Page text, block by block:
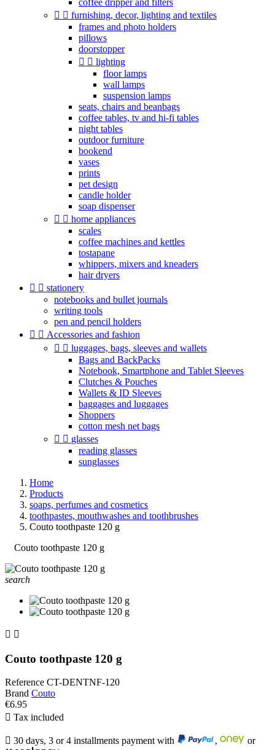
coffee dripper and filters
  furnishing, decor, lighting and textiles
frames and photo holders
pillows
doorstopper
  lighting
floor lamps
wall lamps
suspension lamps
seats, chairs and beanbags
coffee tables, tv and hi-fi tables
night tables
outdoor furniture
bookend
vases
prints
pet design
candle holder
soap dispenser
  home appliances
scales
coffee machines and kettles
tostapane
whippers, mixers and kneaders
hair dryers
  stationery
notebooks and bullet journals
writing tools
pen and pencil holders
  Accessories and fashion
  luggages, bags, sleeves and wallets
Bags and BackPacks
Notebook, Smartphone and Tablet Sleeves
Clutches & Pouches
Wallets & ID Sleeves
baggages and luggages
Shoppers
cotton mesh net bags
  glasses
reading glasses
sunglasses
Home
Products
soaps, perfumes and cosmetics
toothpastes, mouthwashes and toothbrushes
Couto toothpaste 120 g
Couto toothpaste 120 g
search
 
Couto toothpaste 120 g
Reference CT-DENTNF-120
Brand Couto
€6.95
 Tax included
 30 days, 3 or 4 installments payment with , or